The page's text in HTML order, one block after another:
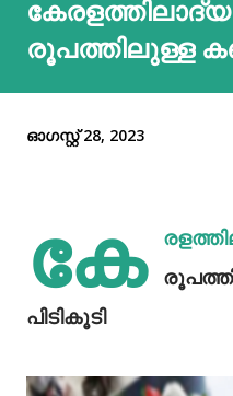
രൂപത്തിലുള്ള
ഓഗസ്റ്റ് 28, 2023
കേ
പിടികൂടി